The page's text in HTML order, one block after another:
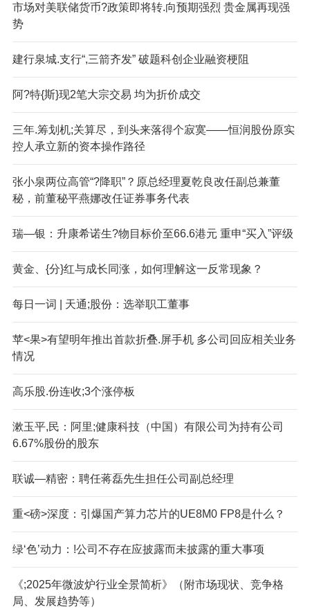
市场对美联储货币?政策即将转.向预期强烈 贵金属再现强
势
建行泉城.支行“,三箭齐发” 破题科创企业融资梗阻
阿?特{斯}现2笔大宗交易 均为折价成交
三年.筹划机;关算尽，到头来落得个寂寞——恒润股份原实
控人承立新的资本操作路径
张小泉两位高管“?降职”？原总经理夏乾良改任副总兼董
秘，前董秘平燕娜改任证券事务代表
瑞—银：升康希诺生?物目标价至66.6港元 重申“买入”评级
黄金、{分}红与成长同涨，如何理解这一反常现象？
每日一词 | 天通;股份：选举职工董事
苹<果>有望明年推出首款折叠.屏手机 多公司回应相关业务
情况
高乐股.份连收;3个涨停板
漱玉平,民：阿里;健康科技（中国）有限公司为持有公司
6.67%股份的股东
联诚—精密：聘任蒋磊先生担任公司副总经理
重<磅>深度：引爆国产算力芯片的UE8M0 FP8是什么？
绿‘色’动力：!公司不存在应披露而未披露的重大事项
《;2025年微波炉行业全景简析》（附市场现状、竞争格
局、发展趋势等）